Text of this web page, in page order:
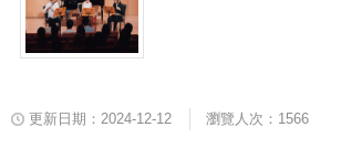
更新日期：2024-12-12 瀏覽人次：1566